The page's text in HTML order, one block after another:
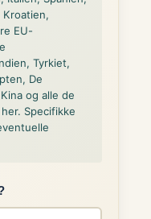
Kroatien,
EU-
Tyrkiet,
De
og alle de
Specifikke